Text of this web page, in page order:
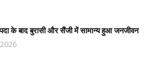
के बाद बुरासी और सैंजी में सामान्य हुआ जनजीवन